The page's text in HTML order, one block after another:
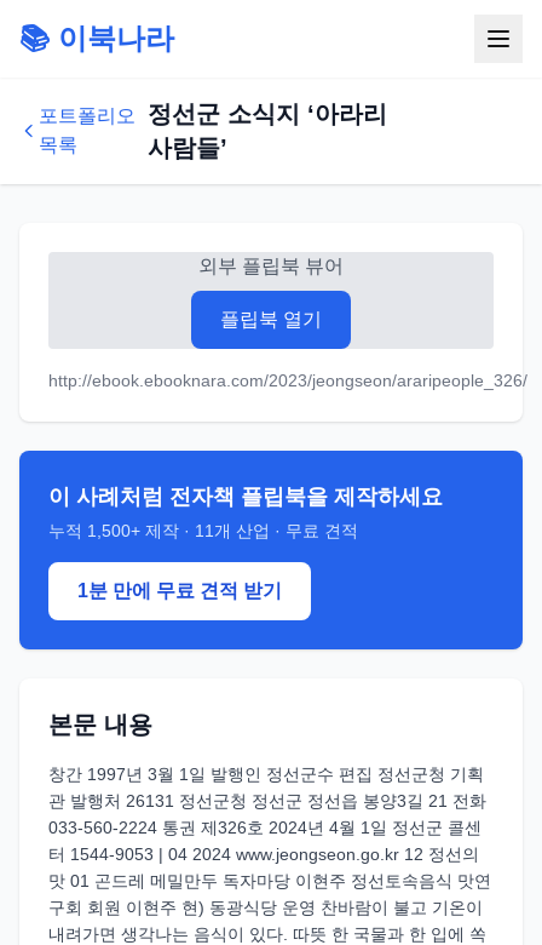
📚 이북나라
포트폴리오
목록
정선군 소식지 ‘아라리
사람들’
외부 플립북 뷰어
플립북 열기
http://ebook.ebooknara.com/2023/jeongseon/araripeople_326/
이 사례처럼 전자책 플립북을 제작하세요
누적 1,500+ 제작 · 11 개 산업 · 무료 견적
1분 만에 무료 견적 받기
본문 내용
창간 1997년 3월 1일 발행인 정선군수 편집 정선군청 기획
관 발행처 26131 정선군청 정선군 정선읍 봉양3길 21 전화
033-560-2224 통권 제326호 2024년 4월 1일 정선군 콜센
터 1544-9053 | 04 2024 www.jeongseon.go.kr 12 정선의
맛 01 곤드레 메밀만두 독자마당 이현주 정선토속음식 맛연
구회 회원 이현주 현) 동광식당 운영 찬바람이 불고 기온이
내려가면 생각나는 음식이 있다. 따뜻 한 국물과 한 입에 쏙